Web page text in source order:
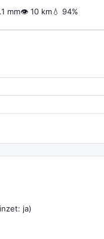
ja)
mm👁 10 km💧 94%